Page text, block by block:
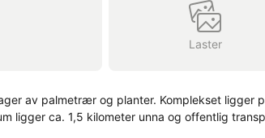
Laster
av palmetrær og planter. Komplekset ligger
ligger ca. 1,5 kilometer unna og offentlig